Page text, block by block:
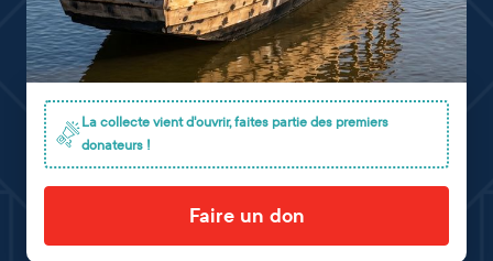
La collecte vient d'ouvrir, faites partie des premiers
donateurs !
Faire un don